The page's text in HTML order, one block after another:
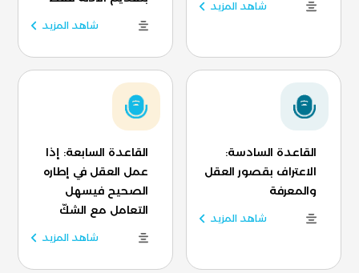
شاهد المزيد
شاهد المزيد
القاعدة السادسة:
الاعتراف بقصور العقل
والمعرفة
شاهد المزيد
القاعدة السابعة: إذا
عمل العقل في إطاره
الصحيح فيسهل
التعامل مع الشكّ
شاهد المزيد